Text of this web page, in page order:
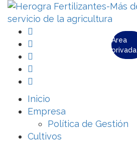
Área
privada
Inicio
Empresa
Política de Gestión
Cultivos